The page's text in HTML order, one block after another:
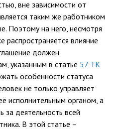
вне зависимости от
таким же работником
Поэтому на него, несмотря
влияние
должен
указанным в статье 57 ТК
особенности статуса
не только управляет
исполнительным органом, а
за деятельность всей
В этой статье –